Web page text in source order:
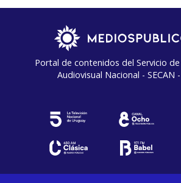
Portal de contenidos del Servicio
Audiovisual Nacional - SECAN